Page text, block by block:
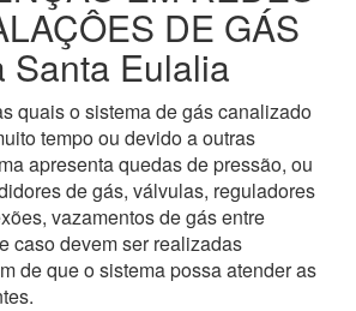
DE GÁS
Santa Eulalia
quais o sistema de gás canalizado
tempo ou devido a outras
apresenta quedas de pressão, ou
de gás, válvulas, reguladores
vazamentos de gás entre
caso devem ser realizadas
de que o sistema possa atender as